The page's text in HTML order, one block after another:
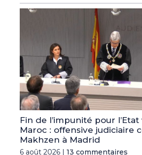
Fin de l’impunité pour
Maroc : offensive judiciaire
Makhzen à Madrid
6 août 2026 | 13 commentaires